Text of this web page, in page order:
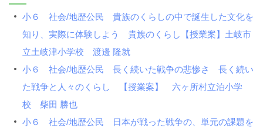
小６ 社会/地歴公民 貴族のくらしの中で誕生した文化を
知り、実際に体験しよう 貴族のくらし【授業案】土岐市
立土岐津小学校 渡邊 隆就
小６ 社会/地歴公民 長く続いた戦争の悲惨さ 長く続い
た戦争と人々のくらし 【授業案】 六ヶ所村立泊小学
校 柴田 勝也
小６ 社会/地歴公民 日本が戦った戦争の、単元の課題を